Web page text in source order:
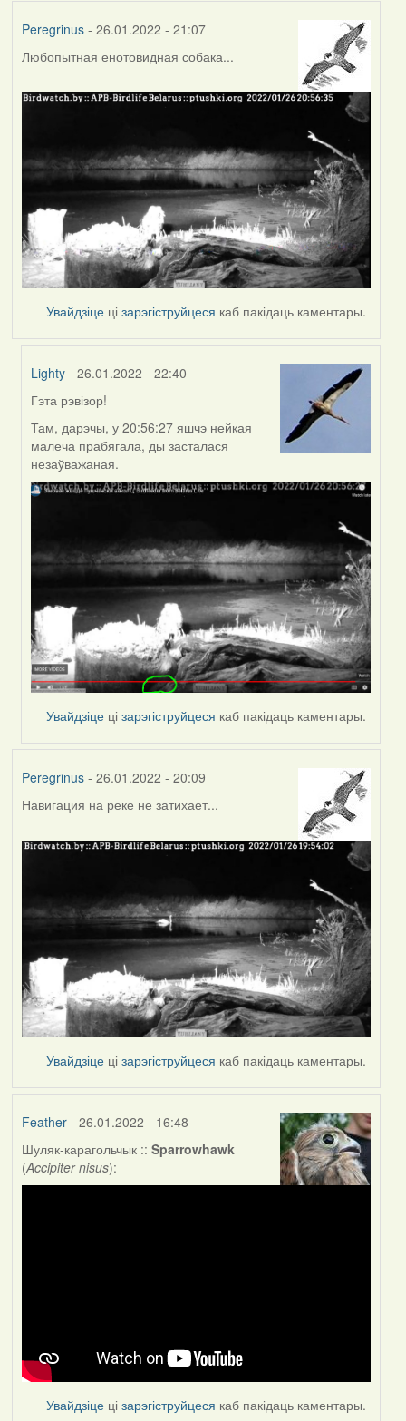
Peregrinus- 26.01.2022 - 21:07
Любопытная енотовидная собака...
Увайдзіце цізарэгіструйцеся каб пакідаць каментары.
Lighty - 26.01.2022 - 22:40
In
reply
to
by
Peregrinus
Гэта рэвізор!
Там, дарэчы, у 20:56:27 яшчэ нейкая
малеча прабягала, ды засталася
незаўважаная.
Увайдзіце цізарэгіструйцеся каб пакідаць каментары.
Peregrinus- 26.01.2022 - 20:09
Навигация на реке не затихает...
Увайдзіце цізарэгіструйцеся каб пакідаць каментары.
Feather- 26.01.2022 - 16:48
Шуляк-карагольчык :: Sparrowhawk
(Accipiter nisus):
Увайдзіце цізарэгіструйцеся каб пакідаць каментары.